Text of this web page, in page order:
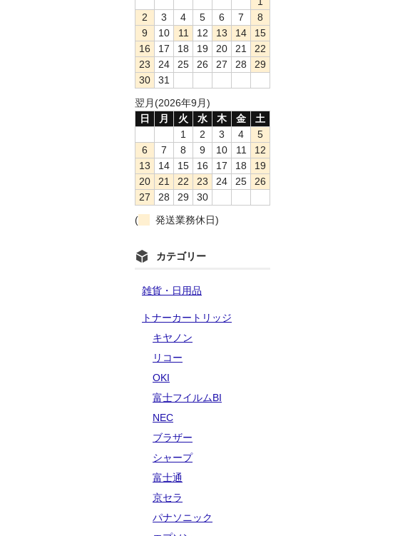
2
3 4 5 6 7
8
9
10 11 12 13 14
15
16
17 18 19 20 21
22
23
24 25 26 27 28
29
30
31
翌月(2026年9月)
日
月 火 水 木 金
土
1
2 3 4
5
6
7 8 9 10 11
12
13
14 15 16 17 18
19
20
21 22 23 24 25
26
27
28 29
30
(
発送業務休日)
カテゴリー
雑貨・日用品
トナーカートリッジ
キヤノン
リコー
OKI
富士フイルムBI
NEC
ブラザー
シャープ
富士通
京セラ
パナソニック